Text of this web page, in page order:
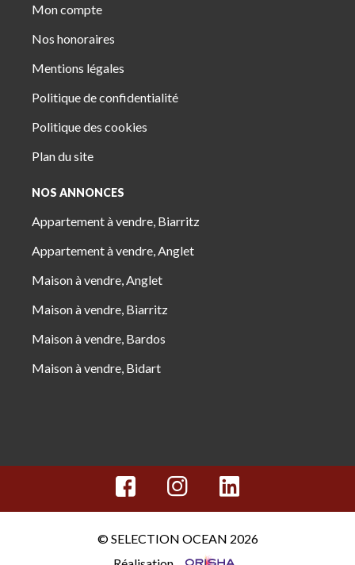
Mon compte
Nos honoraires
Mentions légales
Politique de confidentialité
Politique des cookies
Plan du site
NOS ANNONCES
Appartement à vendre, Biarritz
Appartement à vendre, Anglet
Maison à vendre, Anglet
Maison à vendre, Biarritz
Maison à vendre, Bardos
Maison à vendre, Bidart
© SELECTION OCEAN 2026